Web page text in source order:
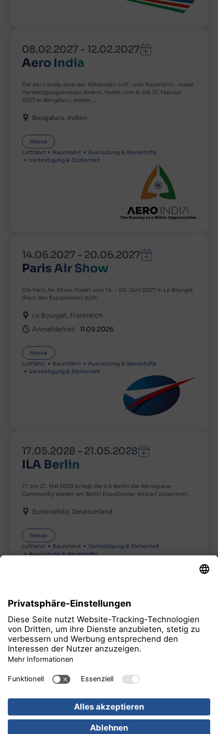
08.02.2027 - 12.02.2027
Aero India
Die Aero India, eine der führenden Luft- und Raumfahrt- sowie
Verteidigungsmessen Asiens, findet vom 8. bis 12. Februar
2027 in Bengaluru, Indien,…
Bengaluru Indien
Messe
Luftfahrt
Raumfahrt
Ausrüstung & Werkstoffe
Verteidigung & Sicherheit
14.06.2027 - 20.06.2027
Paris Air Show
Die Paris Air Show, findet vom 14. - 20. Juni 2027 in Le Bourget
(Parc des Expositions) statt.
Le Bourget Frankreich
Anmeldefrist: 11.09.2026
Messe
Luftfahrt
Raumfahrt
Ausrüstung & Werkstoffe
Verteidigung & Sicherheit
17.05.2028 - 21.05.2028
ILA Berlin
17. bis 21. Mai 2028 bringt die ILA Berlin die Aerospace-
Community wieder am Berlin ExpoCenter Airport zusammen.
Schönefeld Deutschland
Messe
Luftfahrt
Raumfahrt
Verteidigung & Sicherheit
Ausrüstung & Werkstoffe